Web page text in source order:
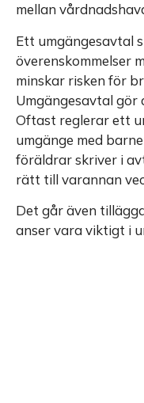
mellan
Ett umgängesavtal
överenskommelser
minskar risken för
Umgängesavtal
Oftast reglerar ett
umgänge med
föräldrar skriver i
rätt till varannan
Det går även
anser vara viktigt i